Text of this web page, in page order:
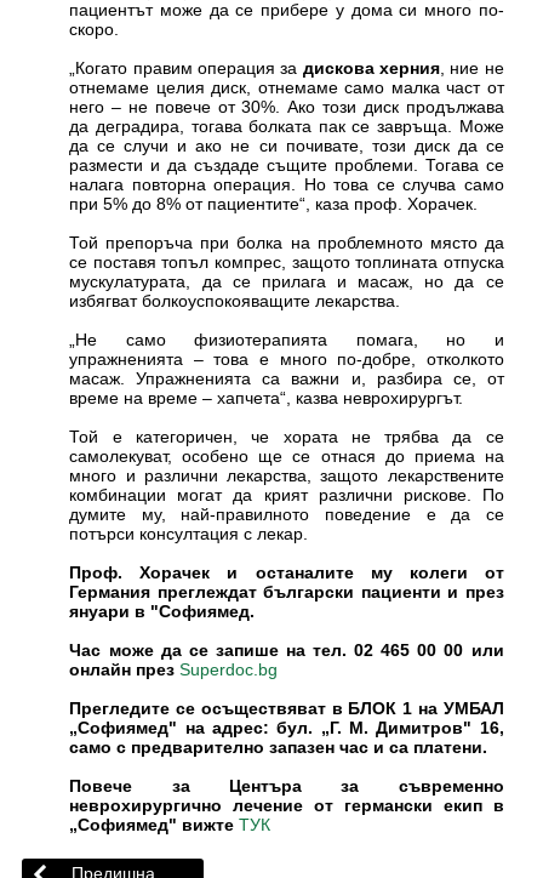
пациентът може да се прибере у дома си много по-
скоро.
„Когато правим операция за дискова херния, ние не
отнемаме целия диск, отнемаме само малка част от
него – не повече от 30%. Ако този диск продължава
да деградира, тогава болката пак се завръща. Може
да се случи и ако не си почивате, този диск да се
размести и да създаде същите проблеми. Тогава се
налага повторна операция. Но това се случва само
при 5% до 8% от пациентите“, каза проф. Хорачек.
Той препоръча при болка на проблемното място да
се поставя топъл компрес, защото топлината отпуска
мускулатурата, да се прилага и масаж, но да се
избягват болкоуспокояващите лекарства.
„Не само физиотерапията помага, но и
упражненията – това е много по-добре, отколкото
масаж. Упражненията са важни и, разбира се, от
време на време – хапчета“, казва неврохирургът.
Той е категоричен, че хората не трябва да се
самолекуват, особено ще се отнася до приема на
много и различни лекарства, защото лекарствените
комбинации могат да крият различни рискове. По
думите му, най-правилното поведение е да се
потърси консултация с лекар.
Проф. Хорачек и останалите му колеги от
Германия преглеждат български пациенти и през
януари в "Софиямед.
Час може да се запише на тел. 02 465 00 00 или
онлайн презSuperdoc.bg
Прегледите се осъществяват в БЛОК 1 на УМБАЛ
„Софиямед" на адрес: бул. „Г. М. Димитров" 16,
само с предварително запазен час и са платени.
Повече за Центъра за съвременно
неврохирургично лечение от германски екип в
„Софиямед" вижтеТУК